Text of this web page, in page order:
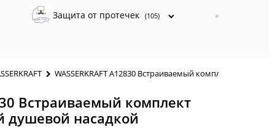
Защита от протечек (105)
WASSERKRAFT A12830 Встраиваемый комплект для
Встраиваемый комплект
душевой насадкой